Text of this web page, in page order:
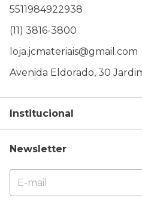
5511984922938
(11) 3816-3800
loja.jcmateriais@gmail.com
Avenida Eldorado, 30
Institucional
Newsletter